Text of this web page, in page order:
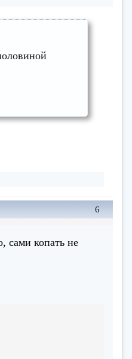
6
сами копать не